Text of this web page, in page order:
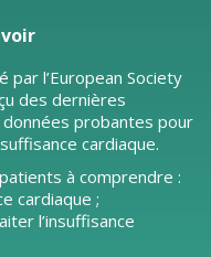
par l’European Society
des dernières
probantes pour
cardiaque.
à comprendre :
cardiaque ;
l’insuffisance